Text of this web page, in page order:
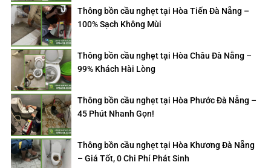
Thông bồn cầu nghẹt tại Hòa Tiến Đà Nẵng –
100% Sạch Không Mùi
Thông bồn cầu nghẹt tại Hòa Châu Đà Nẵng –
99% Khách Hài Lòng
Thông bồn cầu nghẹt tại Hòa Phước Đà Nẵng –
45 Phút Nhanh Gọn!
Thông bồn cầu nghẹt tại Hòa Khương Đà Nẵng
– Giá Tốt, 0 Chi Phí Phát Sinh